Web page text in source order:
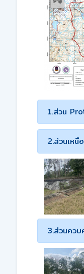
1.ส่วน
2.ส่วนเหนื
3.ส่วนควบ